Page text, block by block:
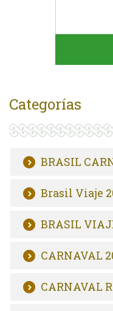
Categorías
BRASIL
Brasil Viaje
BRASIL
CARNAVAL
CARNAVAL